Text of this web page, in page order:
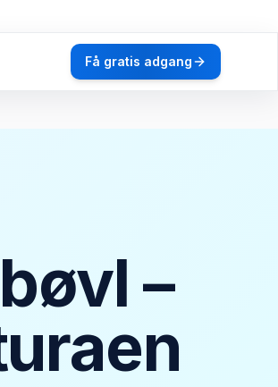
Få gratis adgang
–